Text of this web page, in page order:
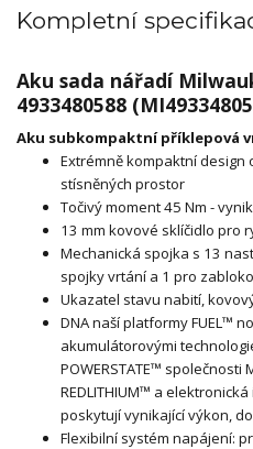
Kompletní
Aku sada nářadí
4933480588
Aku subkompaktní příklepová
Extrémně kompaktní design
stísněných prostor
Točivý moment 45 Nm -
13 mm kovové sklíčidlo pro
Mechanická spojka s 13
spojky vrtání a 1 pro
Ukazatel stavu nabití,
DNA naší platformy FUEL™
akumulátorovými
POWERSTATE™ společnosti
REDLITHIUM™ a elektronická
poskytují vynikající výkon,
Flexibilní systém napájení: